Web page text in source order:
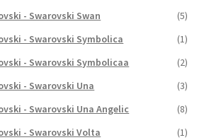
- Swarovski Swan
(5)
- Swarovski Symbolica
(1)
- Swarovski Symbolicaa
(2)
- Swarovski Una
(3)
- Swarovski Una Angelic
(8)
- Swarovski Volta
(1)